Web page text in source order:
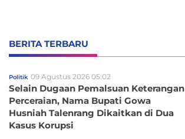
BERITA TERBARU
Politik 09 Agustus 2026 05:02
Selain Dugaan Pemalsuan Keterangan
Perceraian, Nama Bupati Gowa
Husniah Talenrang Dikaitkan di Dua
Kasus Korupsi